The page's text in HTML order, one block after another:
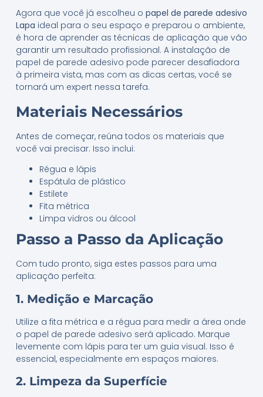
Agora que você já escolheu o papel de parede adesivo
Lapa ideal para o seu espaço e preparou o ambiente,
é hora de aprender as técnicas de aplicação que vão
garantir um resultado profissional. A instalação de
papel de parede adesivo pode parecer desafiadora
à primeira vista, mas com as dicas certas, você se
tornará um expert nessa tarefa.
Materiais Necessários
Antes de começar, reúna todos os materiais que
você vai precisar. Isso inclui:
Régua e lápis
Espátula de plástico
Estilete
Fita métrica
Limpa vidros ou álcool
Passo a Passo da Aplicação
Com tudo pronto, siga estes passos para uma
aplicação perfeita:
1. Medição e Marcação
Utilize a fita métrica e a régua para medir a área onde
o papel de parede adesivo será aplicado. Marque
levemente com lápis para ter um guia visual. Isso é
essencial, especialmente em espaços maiores.
2. Limpeza da Superfície